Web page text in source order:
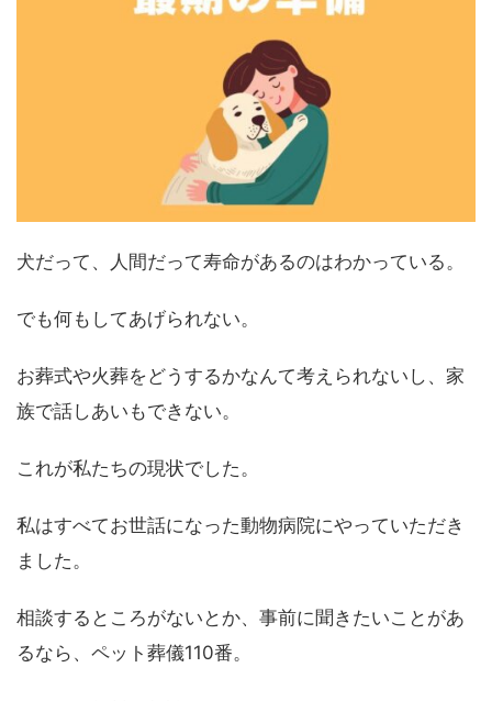
犬だって、人間だって寿命があるのはわかっている。
でも何もしてあげられない。
お葬式や火葬をどうするかなんて考えられないし、家
族で話しあいもできない。
これが私たちの現状でした。
私はすべてお世話になった動物病院にやっていただき
ました。
相談するところがないとか、事前に聞きたいことがあ
るなら、ペット葬儀110番。